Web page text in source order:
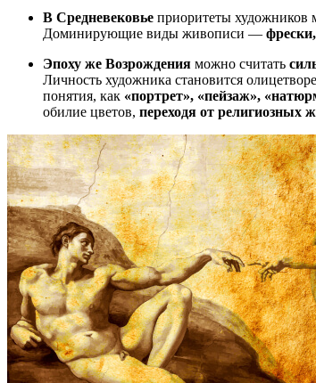
В Средневековье приоритеты художников
Доминирующие виды живописи —
Эпоху же Возрождения можно считать
Личность художника становится
понятия, как «портрет», «пейзаж»,
обилие цветов, переходя от